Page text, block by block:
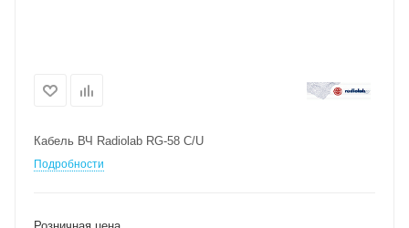
Кабель ВЧ Radiolab RG-58 C/U
Подробности